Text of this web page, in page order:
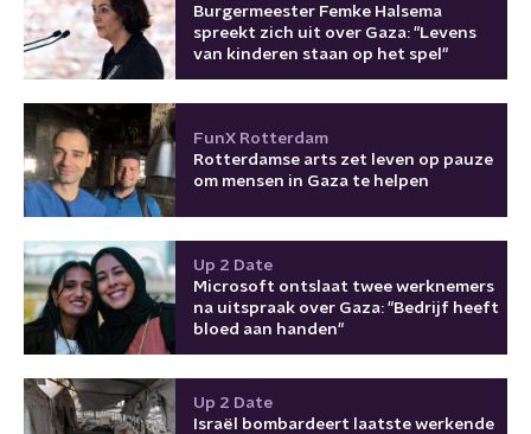
Burgermeester Femke Halsema
spreekt zich uit over Gaza: "Levens
van kinderen staan op het spel"
FunX Rotterdam
Rotterdamse arts zet leven op pauze
om mensen in Gaza te helpen
Up 2 Date
Microsoft ontslaat twee werknemers
na uitspraak over Gaza: "Bedrijf heeft
bloed aan handen"
Up 2 Date
Israël bombardeert laatste werkende